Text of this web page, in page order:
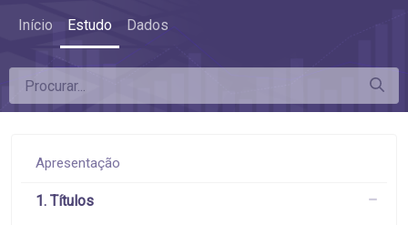
Início Estudo Dados
Apresentação
1. Títulos